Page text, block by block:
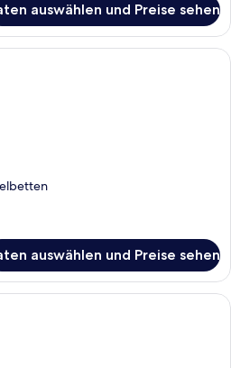
auswählen und Preise sehen
Hochwertige Bettwaren, Select-
auswählen und Preise sehen